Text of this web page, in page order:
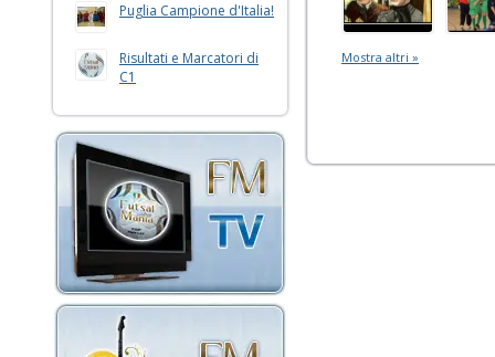
Puglia Campione d'Italia!
Risultati e Marcatori di
C1
Mostra altri »